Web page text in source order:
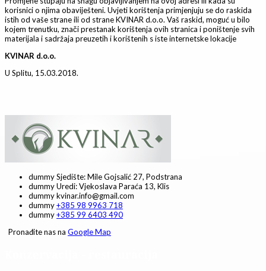
korisnici o njima obaviješteni. Uvjeti korištenja primjenjuju se do raskida
istih od vaše strane ili od strane KVINAR d.o.o. Vaš raskid, moguć u bilo
kojem trenutku, znači prestanak korištenja ovih stranica i poništenje svih
materijala i sadržaja preuzetih i korištenih s iste internetske lokacije
KVINAR d.o.o.
U Splitu, 15.03.2018.
dummySjedište: Mile Gojsalić 27, Podstrana
dummyUredi: Vjekoslava Paraća 13, Klis
dummykvinar.info@gmail.com
dummy+385 98 9963 718
dummy+385 99 6403 490
Pronađite nas na Google Map